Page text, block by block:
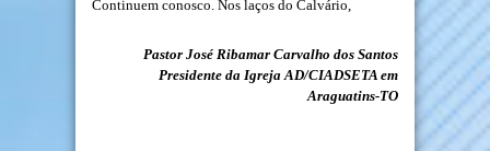
Continuem conosco. Nos laços do Calvário,
Pastor José Ribamar Carvalho dos Santos
Presidente da Igreja AD/CIADSETA em
Araguatins-TO